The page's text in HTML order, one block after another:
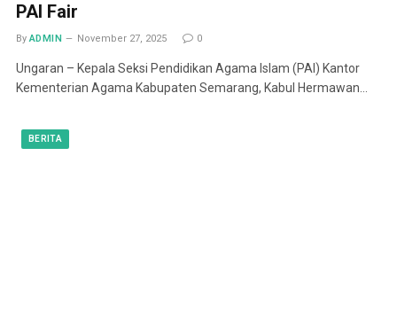
PAI Fair
By ADMIN November 27, 2025 0
Ungaran – Kepala Seksi Pendidikan Agama Islam (PAI) Kantor
Kementerian Agama Kabupaten Semarang, Kabul Hermawan…
BERITA